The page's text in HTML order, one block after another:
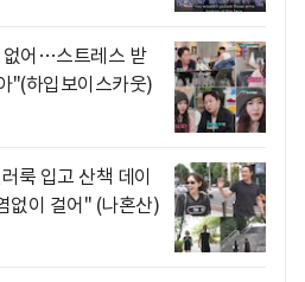
없어…스트레스 받
"(하입보이스카웃)
룩 입고 산책 데이
없이 걸어" (나혼산)